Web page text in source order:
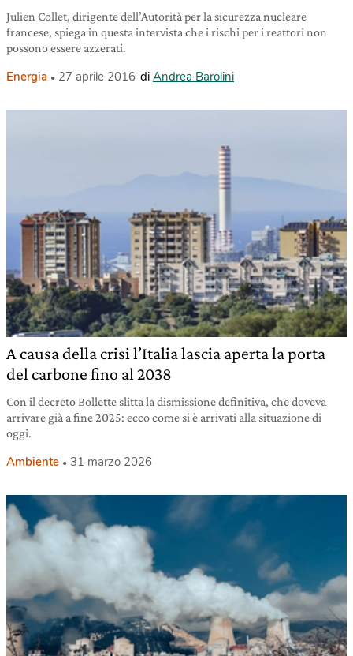
Julien Collet, dirigente dell’Autorità per la sicurezza nucleare
francese, spiega in questa intervista che i rischi per i reattori non
possono essere azzerati.
Energia 27 aprile 2016 di Andrea Barolini
A causa della crisi l’Italia lascia aperta la porta
del carbone fino al 2038
Con il decreto Bollette slitta la dismissione definitiva, che doveva
arrivare già a fine 2025: ecco come si è arrivati alla situazione di
oggi.
Ambiente 31 marzo 2026